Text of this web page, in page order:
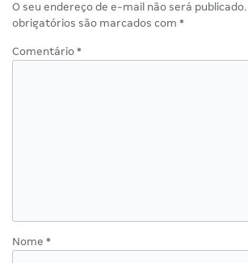
O seu endereço de e-mail não será publicado.
obrigatórios são marcados com *
Comentário *
Nome *